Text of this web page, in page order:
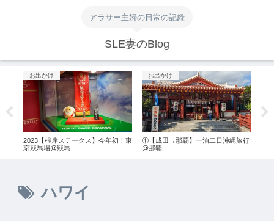
アラサー主婦の日常の記録
SLE妻のBlog
お出かけ
2023【根岸ステークス】今年初！東
京競馬場@競馬
お出かけ
①【成田→那覇】一泊二日沖縄旅行
@那覇
ハワイ